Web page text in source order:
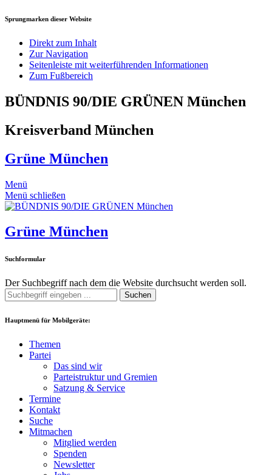
Sprungmarken dieser Website
Direkt zum Inhalt
Zur Navigation
Seitenleiste mit weiterführenden Informationen
Zum Fußbereich
BÜNDNIS 90/DIE GRÜNEN München
Kreisverband München
Grüne München
Menü
Menü schließen
Grüne München
Suchformular
Der Suchbegriff nach dem die Website durchsucht werden soll.
Suchen
Hauptmenü für Mobilgeräte:
Themen
Partei
Das sind wir
Parteistruktur und Gremien
Satzung & Service
Termine
Kontakt
Suche
Mitmachen
Mitglied werden
Spenden
Newsletter